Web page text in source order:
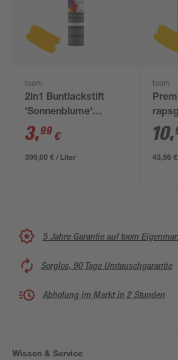
toom
2in1 Buntlackstift
'Sonnenblume'
orangegelb glänzend
12 ml
3,99 €
399,00 € / Liter
toom
250
10,
43,96
5 Jahre Garantie auf toom
Sorglos, 90 Tage Umtauschgarantie
Abholung im Markt in 2 Stunden
Wissen & Service